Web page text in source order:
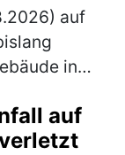
auf
in
auf